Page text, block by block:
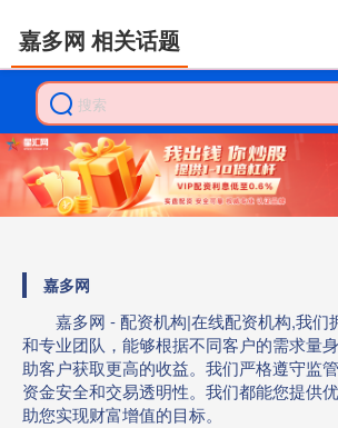
嘉多网
嘉多网 - 配资机构|在线配资机构,我们
和专业团队，能够根据不同客户的需求量
助客户获取更高的收益。我们严格遵守监
资金安全和交易透明性。我们都能您提供
助您实现财富增值的目标。
嘉多网 相关话题